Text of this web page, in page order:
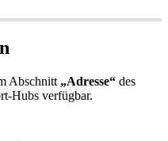
Abschnitt „Adresse“ des
Hubs verfügbar.